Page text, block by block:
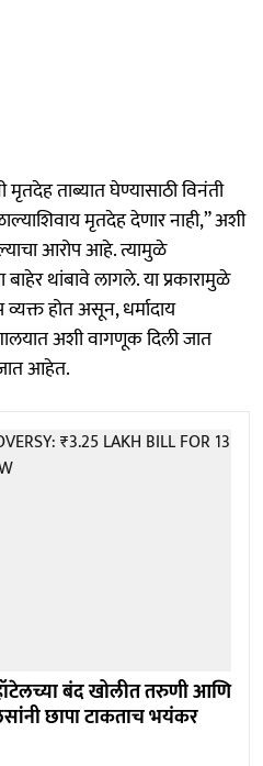
ताब्यात घेण्यासाठी विनंती
मृतदेह देणार नाही,” अशी
आरोप आहे. त्यामुळे
बाहेर थांबावे लागले. या प्रकारामुळे
व्यक्त होत असून, धर्मादाय
अशी वागणूक दिली जात
आहेत.
बंद खोलीत तरुणी आणि
छापा टाकताच भयंकर